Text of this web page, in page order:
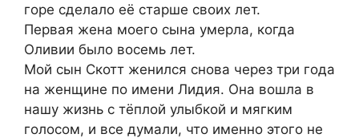
горе сделало её старше своих лет.
Первая жена моего сына умерла, когда
Оливии было восемь лет.
Мой сын Скотт женился снова через три года
на женщине по имени Лидия. Она вошла в
нашу жизнь с тёплой улыбкой и мягким
голосом, и все думали, что именно этого не